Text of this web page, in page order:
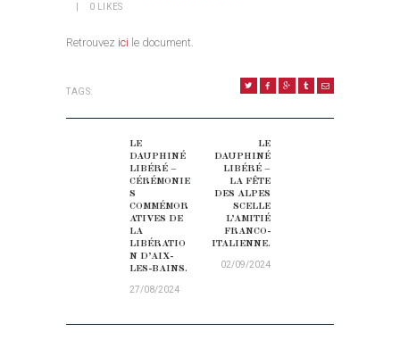
0
LIKES
Retrouvez ici le document.
TAGS:
Previous post:
LE
DAUPHINÉ
LIBÉRÉ –
CÉRÉMONIE
S
COMMÉMOR
ATIVES DE
LA
LIBÉRATIO
N D’AIX-
LES-BAINS.
27/08/2024
Next post:
LE
DAUPHINÉ
LIBÉRÉ –
LA FÊTE
DES ALPES
SCELLE
L’AMITIÉ
FRANCO-
ITALIENNE.
02/09/2024